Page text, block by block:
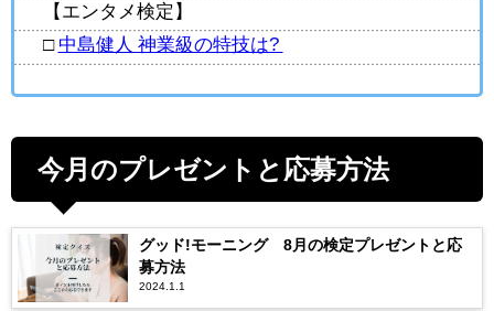
【エンタメ検定】
□ 中島健人 神業級の特技は?
今月のプレゼントと応募方法
グッド!モーニング 8月の検定プレゼントと応
募方法
2024.1.1